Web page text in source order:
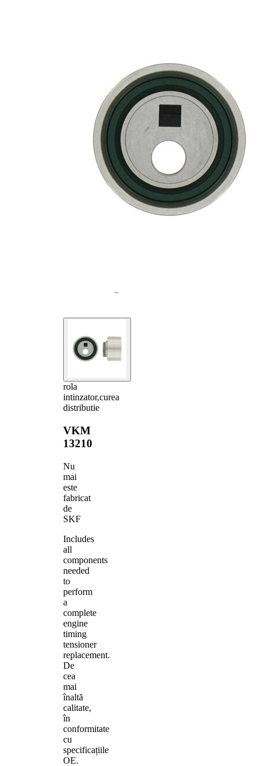
rola
intinzator,curea
distributie
VKM
13210
Nu
mai
este
fabricat
de
SKF
Includes
all
components
needed
to
perform
a
complete
engine
timing
tensioner
replacement.
De
cea
mai
înaltă
calitate,
în
conformitate
cu
specificațiile
OE.